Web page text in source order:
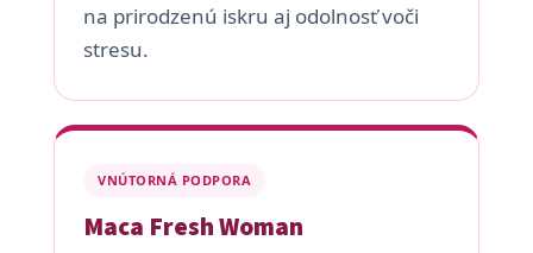
na prirodzenú iskru aj odolnosť voči
stresu.
VNÚTORNÁ PODPORA
Maca Fresh Woman